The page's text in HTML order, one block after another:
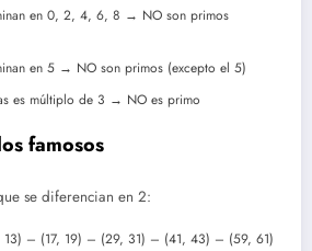
en 0, 2, 4, 6, 8 → NO son primos
en 5 → NO son primos (excepto el 5)
es múltiplo de 3 → NO es primo
famosos
se diferencian en 2:
– (17, 19) – (29, 31) – (41, 43) – (59, 61)